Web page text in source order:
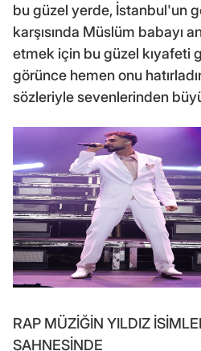
bu güzel yerde, İstanbul'un
karşısında Müslüm babayı
etmek için bu güzel kıyafeti
görünce hemen onu
sözleriyle sevenlerinden
RAP MÜZİĞİN YILDIZ
SAHNESİNDE